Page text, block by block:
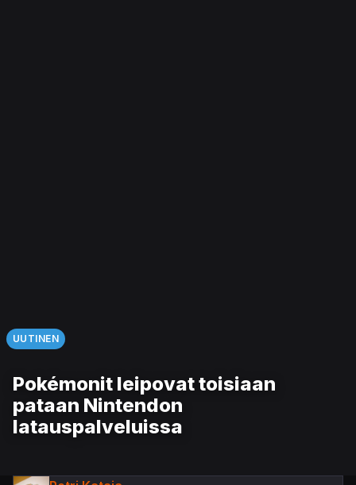
UUTINEN
Pokémonit leipovat toisiaan
pataan Nintendon
latauspalveluissa